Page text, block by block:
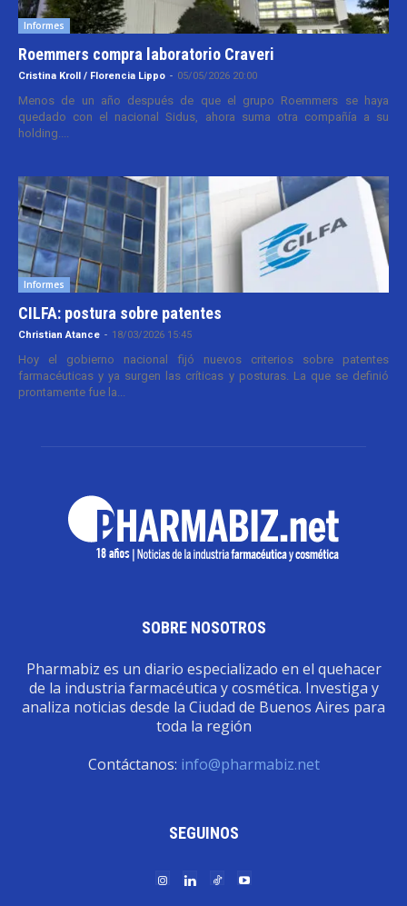
Informes
Roemmers compra laboratorio Craveri
Cristina Kroll / Florencia Lippo - 05/05/2026 20:00
Menos de un año después de que el grupo Roemmers se haya
quedado con el nacional Sidus, ahora suma otra compañía a su
holding....
Informes
CILFA: postura sobre patentes
Christian Atance - 18/03/2026 15:45
Hoy el gobierno nacional fijó nuevos criterios sobre patentes
farmacéuticas y ya surgen las críticas y posturas. La que se definió
prontamente fue la...
SOBRE NOSOTROS
Pharmabiz es un diario especializado en el quehacer
de la industria farmacéutica y cosmética. Investiga y
analiza noticias desde la Ciudad de Buenos Aires para
toda la región
Contáctanos: info@pharmabiz.net
SEGUINOS